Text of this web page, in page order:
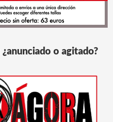
¿anunciado o agitado?